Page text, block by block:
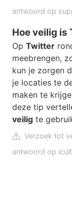
antwoord op
Hoe veilig is
Op Twitter
meebrengen,
kun je zorgen
je locaties te
maken te
deze tip
veilig te
Verzoek tot
antwoord op